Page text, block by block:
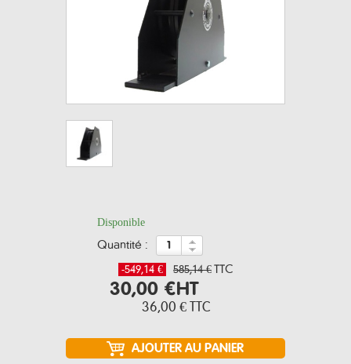
Disponible
quantité :
-549,14 € 585,14 € TTC
30,00 €HT
36,00 € TTC